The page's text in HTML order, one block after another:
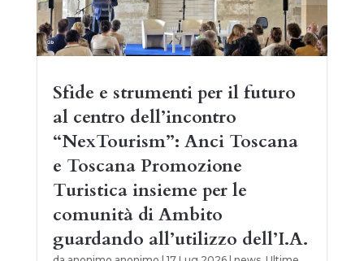
Sfide e strumenti per il futuro
al centro dell’incontro
“NexTourism”: Anci Toscana
e Toscana Promozione
Turistica insieme per le
comunità di Ambito
guardando all’utilizzo dell’I.A.